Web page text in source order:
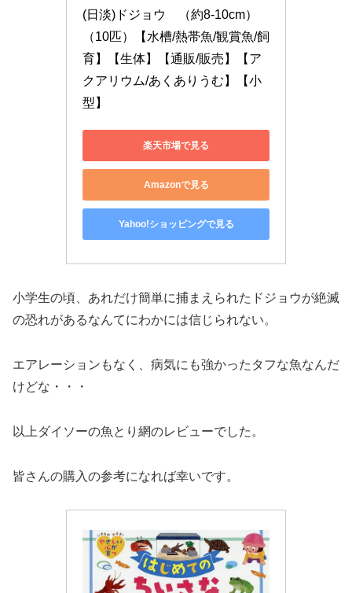
(日淡)ドジョウ　（約8-10cm）
（10匹）【水槽/熱帯魚/観賞魚/飼
育】【生体】【通販/販売】【ア
クアリウム/あくありうむ】【小
型】
楽天市場で見る
Amazonで見る
Yahoo!ショッピングで見る
小学生の頃、あれだけ簡単に捕まえられたドジョウが絶滅
の恐れがあるなんてにわかには信じられない。
エアレーションもなく、病気にも強かったタフな魚なんだ
けどな・・・
以上ダイソーの魚とり網のレビューでした。
皆さんの購入の参考になれば幸いです。